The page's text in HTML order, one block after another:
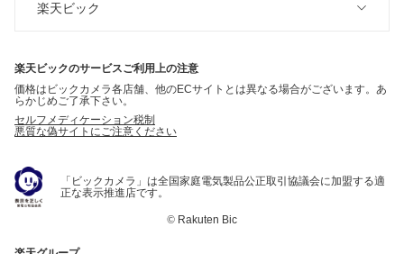
楽天ビック
楽天ビックのサービスご利用上の注意
価格はビックカメラ各店舗、他のECサイトとは異なる場合がございます。あ
らかじめご了承下さい。
セルフメディケーション税制
悪質な偽サイトにご注意ください
「ビックカメラ」は全国家庭電気製品公正取引協議会に加盟する適
正な表示推進店です。
© Rakuten Bic